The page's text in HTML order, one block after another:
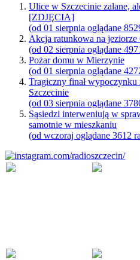
Ulice w Szczecinie zalane,
[ZDJĘCIA]
(od 01 sierpnia oglądane
Akcja ratunkowa na jeziorze
(od 02 sierpnia oglądane
Pożar domu w Mierzynie
(od 01 sierpnia oglądane
Tragiczny finał wypoczynku
Szczecinie
(od 03 sierpnia oglądane
Sąsiedzi interweniują w
samotnie w mieszkaniu
(od wczoraj oglądane 3612